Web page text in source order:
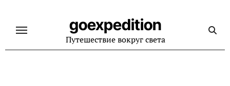
содержанию
goexpedition
Путешествие вокруг света